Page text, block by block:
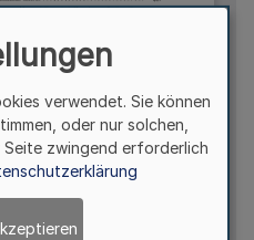
verwendet. Sie können
oder nur solchen,
zwingend erforderlich